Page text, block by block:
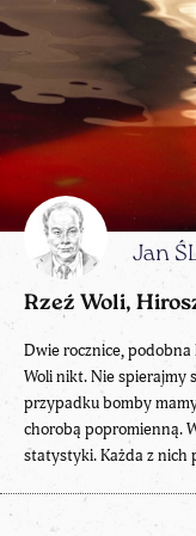
Jan
Rzeź Woli,
Dwie rocznice, podobna
Woli nikt. Nie spierajmy
przypadku bomby
chorobą popromienną.
statystyki. Każda z nich